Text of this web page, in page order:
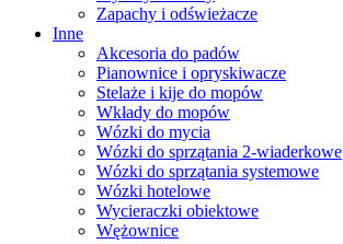
Zapachy i odświeżacze
Inne
Akcesoria do padów
Pianownice i opryskiwacze
Stelaże i kije do mopów
Wkłady do mopów
Wózki do mycia
Wózki do sprzątania 2-wiaderkowe
Wózki do sprzątania systemowe
Wózki hotelowe
Wycieraczki obiektowe
Wężownice